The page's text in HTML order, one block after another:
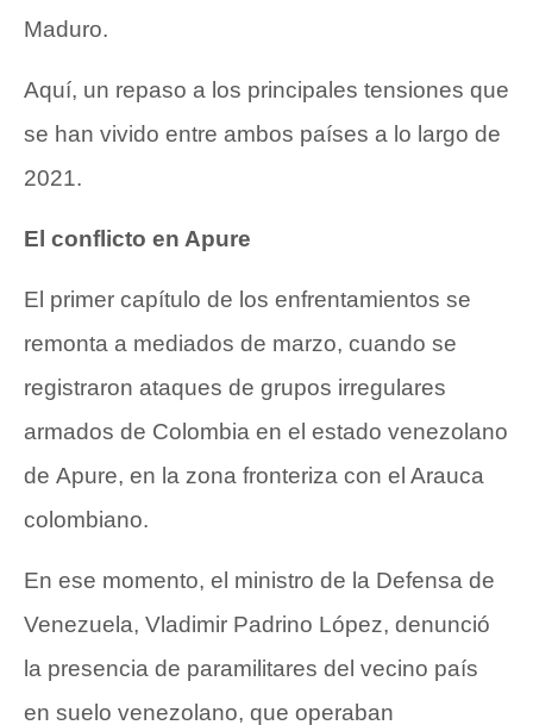
Maduro.
Aquí, un repaso a los principales tensiones que
se han vivido entre ambos países a lo largo de
2021.
El conflicto en Apure
El primer capítulo de los enfrentamientos se
remonta a mediados de marzo, cuando se
registraron ataques de grupos irregulares
armados de Colombia en el estado venezolano
de Apure, en la zona fronteriza con el Arauca
colombiano.
En ese momento, el ministro de la Defensa de
Venezuela, Vladimir Padrino López, denunció
la presencia de paramilitares del vecino país
en suelo venezolano, que operaban